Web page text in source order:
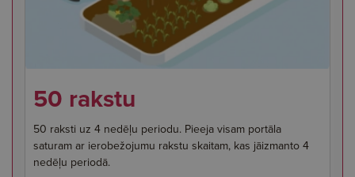
50 rakstu
50 raksti uz 4 nedēļu periodu. Pieeja visam portāla
saturam ar ierobežojumu rakstu skaitam, kas jāizmanto 4
nedēļu periodā.